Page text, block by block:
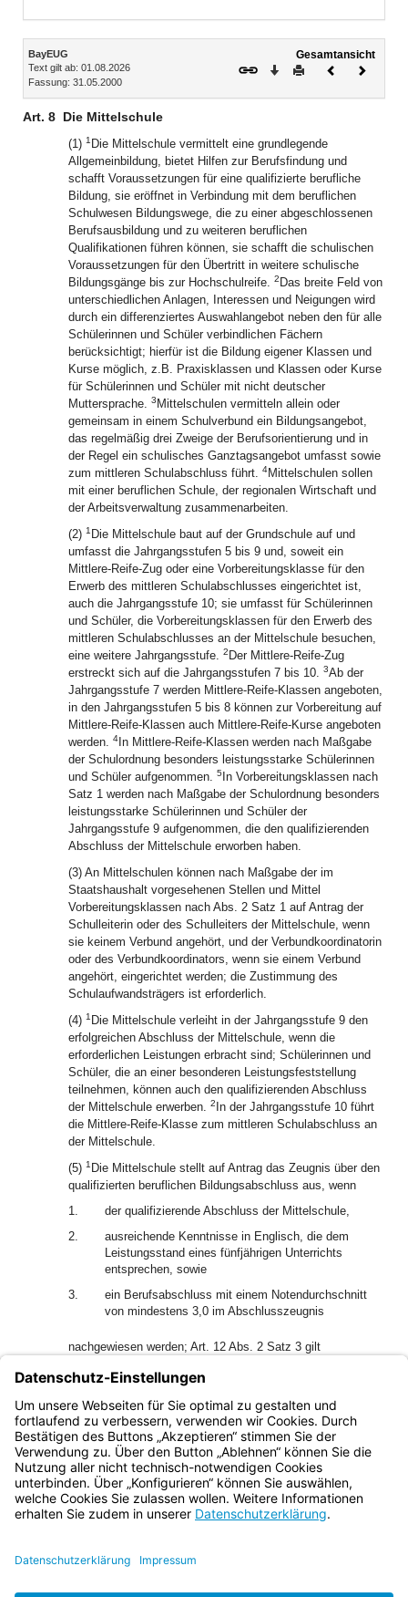
Inhalt
BayEUG
Text gilt ab: 01.08.2026
Fassung: 31.05.2000
Gesamtansicht
Download
DruckenVorheriges
Art. 8 Die Mittelschule
(1) 1 Die Mittelschule vermittelt eine grundlegende
Allgemeinbildung, bietet Hilfen zur Berufsfindung und
schafft Voraussetzungen für eine qualifizierte berufliche
Bildung, sie eröffnet in Verbindung mit dem beruflichen
Schulwesen Bildungswege, die zu einer abgeschlossenen
Berufsausbildung und zu weiteren beruflichen
Qualifikationen führen können, sie schafft die schulischen
Voraussetzungen für den Übertritt in weitere schulische
Bildungsgänge bis zur Hochschulreife. 2 Das breite Feld von
unterschiedlichen Anlagen, Interessen und Neigungen wird
durch ein differenziertes Auswahlangebot neben den für alle
Schülerinnen und Schüler verbindlichen Fächern
berücksichtigt; hierfür ist die Bildung eigener Klassen und
Kurse möglich, z.B. Praxisklassen und Klassen oder Kurse
für Schülerinnen und Schüler mit nicht deutscher
Muttersprache. 3 Mittelschulen vermitteln allein oder
gemeinsam in einem Schulverbund ein Bildungsangebot,
das regelmäßig drei Zweige der Berufsorientierung und in
der Regel ein schulisches Ganztagsangebot umfasst sowie
zum mittleren Schulabschluss führt. 4Mittelschulen sollen
mit einer beruflichen Schule, der regionalen Wirtschaft und
der Arbeitsverwaltung zusammenarbeiten.
(2) 1 Die Mittelschule baut auf der Grundschule auf und
umfasst die Jahrgangsstufen 5 bis 9 und, soweit ein
Mittlere-Reife-Zug oder eine Vorbereitungsklasse für den
Erwerb des mittleren Schulabschlusses eingerichtet ist,
auch die Jahrgangsstufe 10; sie umfasst für Schülerinnen
und Schüler, die Vorbereitungsklassen für den Erwerb des
mittleren Schulabschlusses an der Mittelschule besuchen,
eine weitere Jahrgangsstufe. 2 Der Mittlere-Reife-Zug
erstreckt sich auf die Jahrgangsstufen 7 bis 10. 3Ab der
Jahrgangsstufe 7 werden Mittlere-Reife-Klassen angeboten,
in den Jahrgangsstufen 5 bis 8 können zur Vorbereitung auf
Mittlere-Reife-Klassen auch Mittlere-Reife-Kurse angeboten
werden. 4 In Mittlere-Reife-Klassen werden nach Maßgabe
der Schulordnung besonders leistungsstarke Schülerinnen
und Schüler aufgenommen. 5 In Vorbereitungsklassen nach
Satz 1 werden nach Maßgabe der Schulordnung besonders
leistungsstarke Schülerinnen und Schüler der
Jahrgangsstufe 9 aufgenommen, die den qualifizierenden
Abschluss der Mittelschule erworben haben.
(3) An Mittelschulen können nach Maßgabe der im
Staatshaushalt vorgesehenen Stellen und Mittel
Vorbereitungsklassen nach Abs. 2 Satz 1 auf Antrag der
Schulleiterin oder des Schulleiters der Mittelschule, wenn
sie keinem Verbund angehört, und der Verbundkoordinatorin
oder des Verbundkoordinators, wenn sie einem Verbund
angehört, eingerichtet werden; die Zustimmung des
Schulaufwandsträgers ist erforderlich.
(4) 1 Die Mittelschule verleiht in der Jahrgangsstufe 9 den
erfolgreichen Abschluss der Mittelschule, wenn die
erforderlichen Leistungen erbracht sind; Schülerinnen und
Schüler, die an einer besonderen Leistungsfeststellung
teilnehmen, können auch den qualifizierenden Abschluss
der Mittelschule erwerben. 2 In der Jahrgangsstufe 10 führt
die Mittlere-Reife-Klasse zum mittleren Schulabschluss an
der Mittelschule.
(5) 1 Die Mittelschule stellt auf Antrag das Zeugnis über den
qualifizierten beruflichen Bildungsabschluss aus, wenn
1.
der qualifizierende Abschluss der Mittelschule,
2.
ausreichende Kenntnisse in Englisch, die dem
Leistungsstand eines fünfjährigen Unterrichts
entsprechen, sowie
3.
ein Berufsabschluss mit einem Notendurchschnitt
von mindestens 3,0 im Abschlusszeugnis
nachgewiesen werden; Art. 12 Abs. 2 Satz 3 gilt
der qualifizierende Abschluss der Mittelschule erworben
worden ist.
(6) Art. 7 Abs. 3 und 4 gilt entsprechend.
Bayern.de
BayernPortal
Impressum